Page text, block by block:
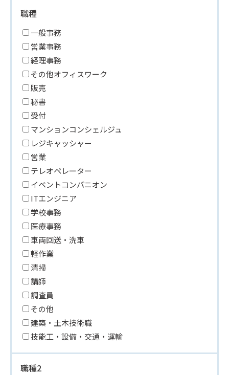
職種
一般事務
営業事務
経理事務
その他オフィスワーク
販売
秘書
受付
マンションコンシェルジュ
レジキャッシャー
営業
テレオペレーター
イベントコンパニオン
ITエンジニア
学校事務
医療事務
車両回送・洗車
軽作業
清掃
講師
調査員
その他
建築・土木技術職
技能工・設備・交通・運輸
職種2